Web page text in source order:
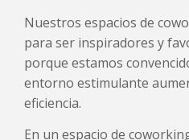
Nuestros espacios de
para ser inspiradores y
porque estamos
entorno estimulante
eficiencia.
En un espacio de